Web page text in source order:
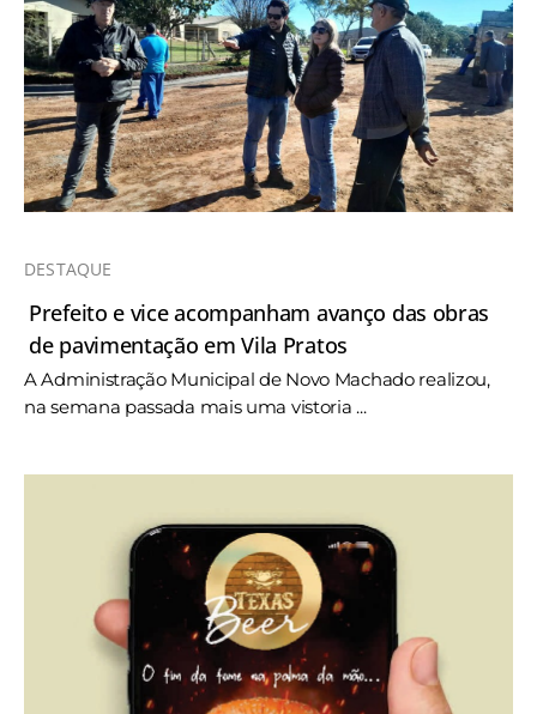
DESTAQUE
Prefeito e vice acompanham avanço das obras
de pavimentação em Vila Pratos
A Administração Municipal de Novo Machado realizou,
na semana passada mais uma vistoria ...